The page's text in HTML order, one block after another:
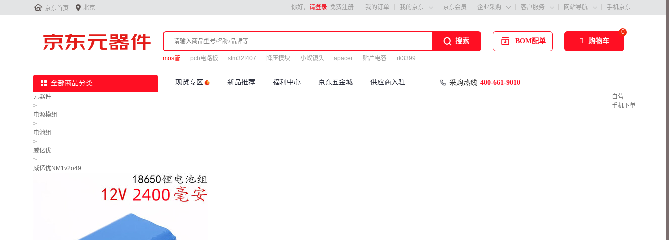
 京东首页  北京 你好， 请登录 免费注册 我的订单 我的京东  京东会员 企业采购  客户服务  网站导航  手机京东
搜索
mos管 pcb电路板 stm32f407 降压模块 小蚁镜头 apacer 贴片电容 rk3399
BOM配单
0
购物车
全部商品分类 现货专区 新品推荐 福利中心 京东五金城 供应商入驻 采购热线 400-661-9010
元器件
>
电源模组
>
电池组
>
威亿优
>
威亿优NM1v2o49
自营
手机下单